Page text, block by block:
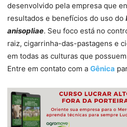
desenvolvido pela empresa que
resultados e benefícios do uso do
anisopliae. Seu foco está no
raiz, cigarrinha-das-pastagens e
em todas as culturas que
Entre em contato com a Gênica